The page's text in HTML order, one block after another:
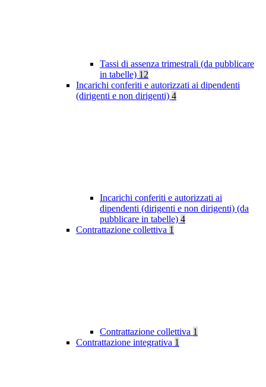
Tassi di assenza trimestrali (da pubblicare
in tabelle) 12
Incarichi conferiti e autorizzati ai dipendenti
(dirigenti e non dirigenti) 4
Incarichi conferiti e autorizzati ai
dipendenti (dirigenti e non dirigenti) (da
pubblicare in tabelle) 4
Contrattazione collettiva 1
Contrattazione collettiva 1
Contrattazione integrativa 1